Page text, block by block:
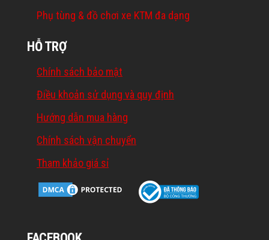
Phụ tùng & đồ chơi xe KTM đa dạng
HỖ TRỢ
Chính sách bảo mật
Điều khoản sử dụng và quy định
Hướng dẫn mua hàng
Chính sách vận chuyển
Tham khảo giá sỉ